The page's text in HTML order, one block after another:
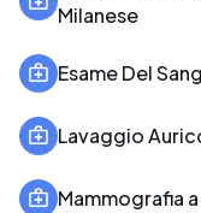
Milanese
Esame Del
Lavaggio
Mammografia